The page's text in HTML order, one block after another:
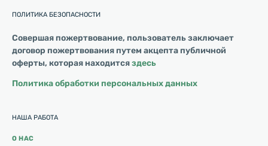
НАША РАБОТА
О НАС
ПОЛИТИКА БЕЗОПАСНОСТИ
Совершая пожертвование, пользователь заключает
договор пожертвования путем акцепта публичной
оферты, которая находитсяздесь
Политика обработки персональных данных